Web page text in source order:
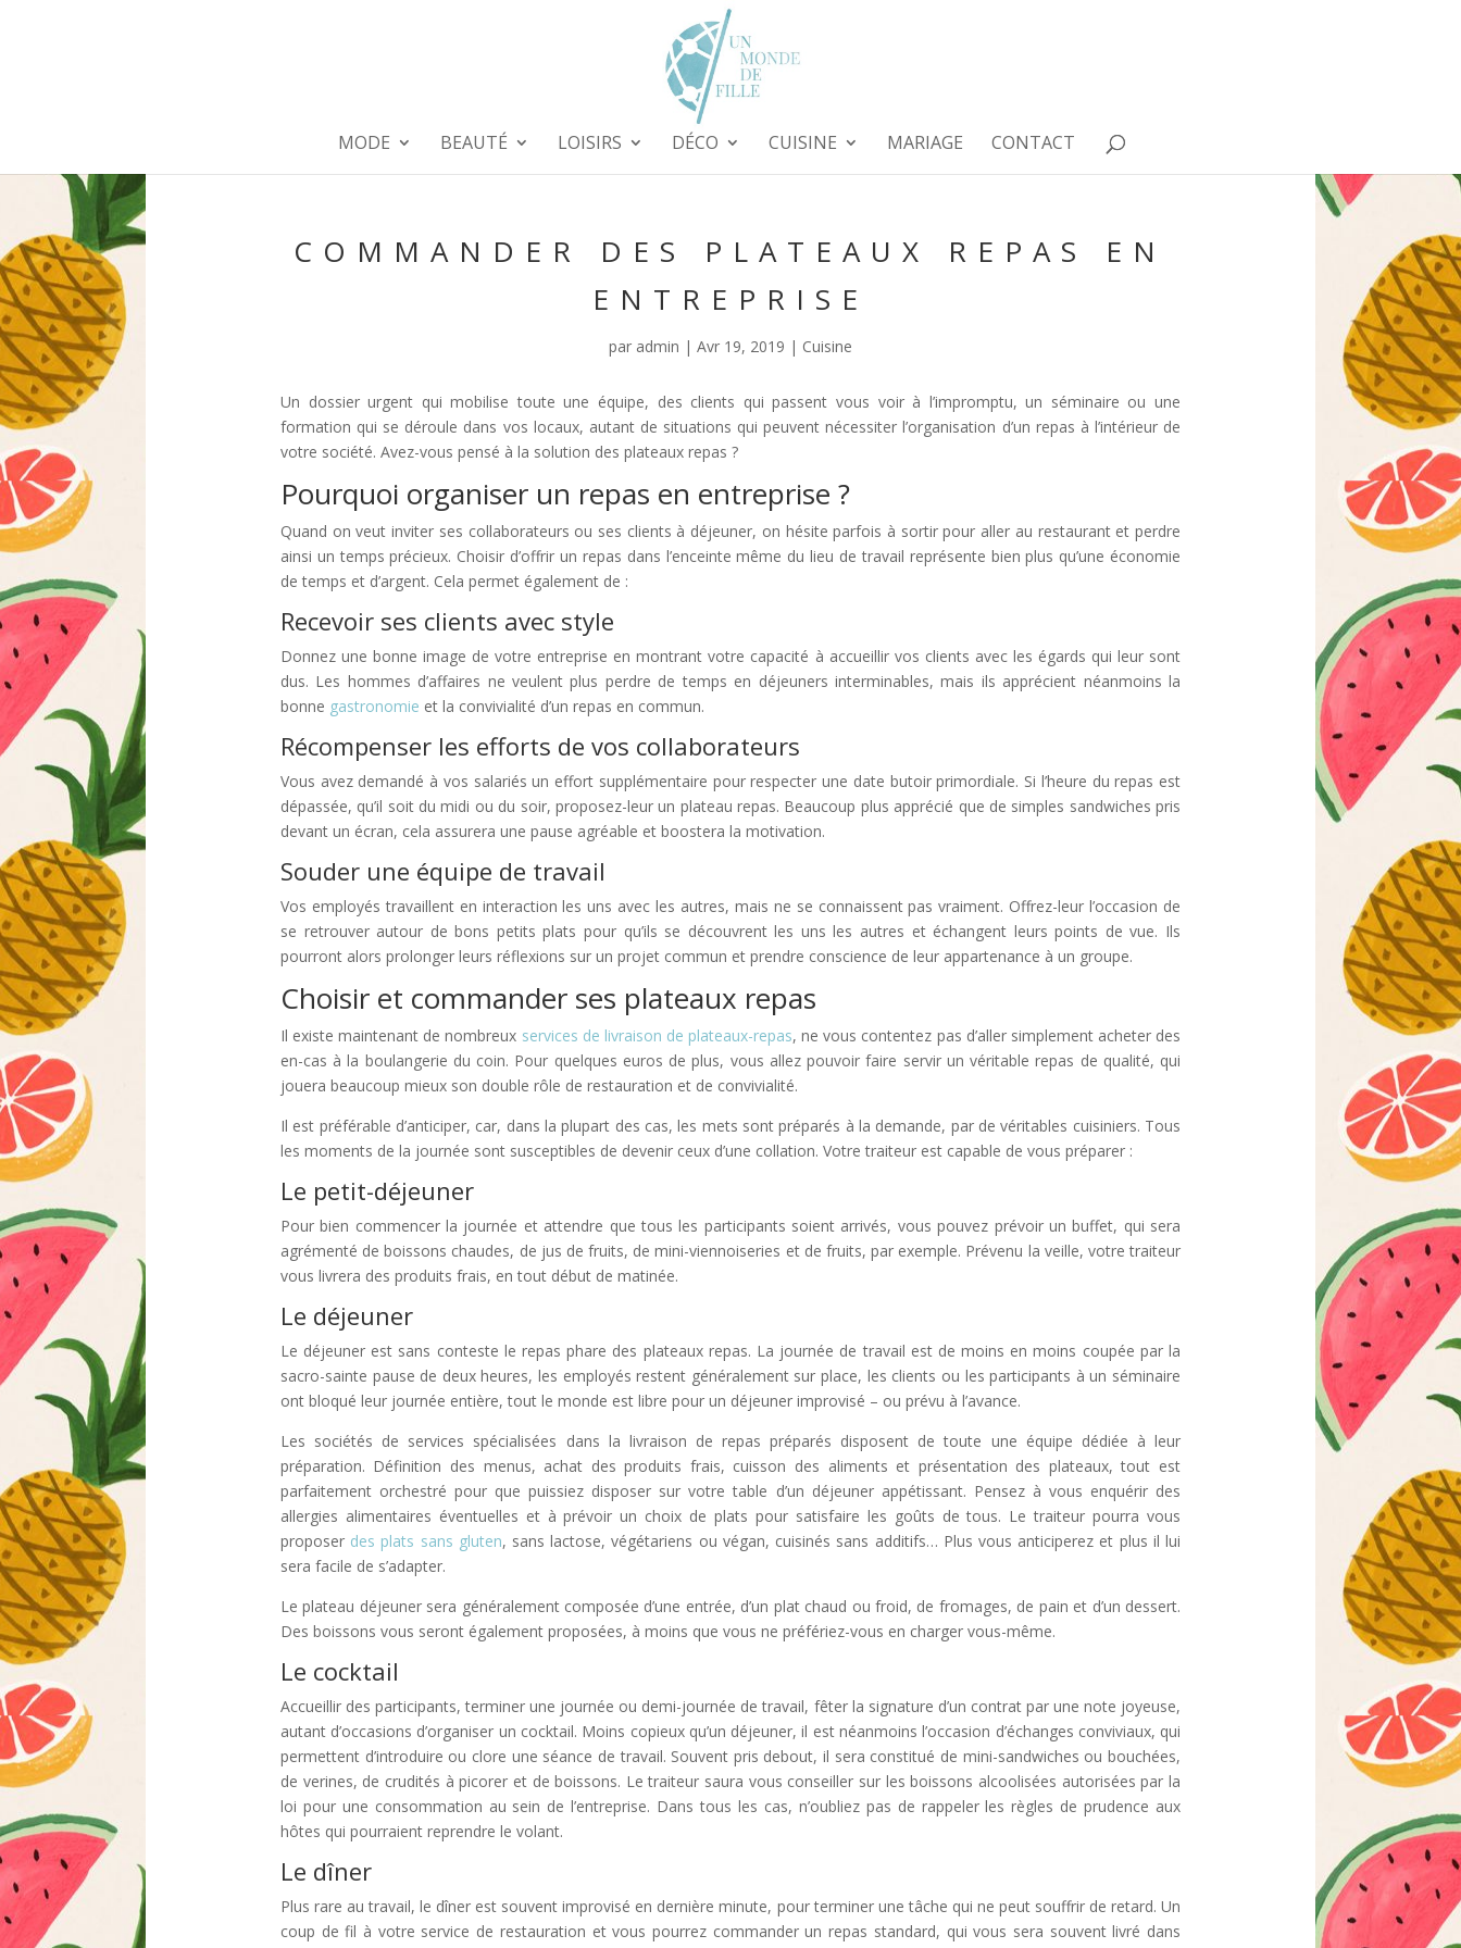
MODE BEAUTÉ LOISIRS DÉCO CUISINE MARIAGE CONTACT
COMMANDER DES PLATEAUX REPAS EN
ENTREPRISE
par admin | Avr 19, 2019 | Cuisine
Un dossier urgent qui mobilise toute une équipe, des clients qui passent vous voir à l’impromptu, un séminaire ou une
formation qui se déroule dans vos locaux, autant de situations qui peuvent nécessiter l’organisation d’un repas à l’intérieur de
votre société. Avez-vous pensé à la solution des plateaux repas ?
Pourquoi organiser un repas en entreprise ?
Quand on veut inviter ses collaborateurs ou ses clients à déjeuner, on hésite parfois à sortir pour aller au restaurant et perdre
ainsi un temps précieux. Choisir d’offrir un repas dans l’enceinte même du lieu de travail représente bien plus qu’une économie
de temps et d’argent. Cela permet également de :
Recevoir ses clients avec style
Donnez une bonne image de votre entreprise en montrant votre capacité à accueillir vos clients avec les égards qui leur sont
dus. Les hommes d’affaires ne veulent plus perdre de temps en déjeuners interminables, mais ils apprécient néanmoins la
bonne gastronomie et la convivialité d’un repas en commun.
Récompenser les efforts de vos collaborateurs
Vous avez demandé à vos salariés un effort supplémentaire pour respecter une date butoir primordiale. Si l’heure du repas est
dépassée, qu’il soit du midi ou du soir, proposez-leur un plateau repas. Beaucoup plus apprécié que de simples sandwiches pris
devant un écran, cela assurera une pause agréable et boostera la motivation.
Souder une équipe de travail
Vos employés travaillent en interaction les uns avec les autres, mais ne se connaissent pas vraiment. Offrez-leur l’occasion de
se retrouver autour de bons petits plats pour qu’ils se découvrent les uns les autres et échangent leurs points de vue. Ils
pourront alors prolonger leurs réflexions sur un projet commun et prendre conscience de leur appartenance à un groupe.
Choisir et commander ses plateaux repas
Il existe maintenant de nombreux services de livraison de plateaux-repas, ne vous contentez pas d’aller simplement acheter des
en-cas à la boulangerie du coin. Pour quelques euros de plus, vous allez pouvoir faire servir un véritable repas de qualité, qui
jouera beaucoup mieux son double rôle de restauration et de convivialité.
Il est préférable d’anticiper, car, dans la plupart des cas, les mets sont préparés à la demande, par de véritables cuisiniers. Tous
les moments de la journée sont susceptibles de devenir ceux d’une collation. Votre traiteur est capable de vous préparer :
Le petit-déjeuner
Pour bien commencer la journée et attendre que tous les participants soient arrivés, vous pouvez prévoir un buffet, qui sera
agrémenté de boissons chaudes, de jus de fruits, de mini-viennoiseries et de fruits, par exemple. Prévenu la veille, votre traiteur
vous livrera des produits frais, en tout début de matinée.
Le déjeuner
Le déjeuner est sans conteste le repas phare des plateaux repas. La journée de travail est de moins en moins coupée par la
sacro-sainte pause de deux heures, les employés restent généralement sur place, les clients ou les participants à un séminaire
ont bloqué leur journée entière, tout le monde est libre pour un déjeuner improvisé – ou prévu à l’avance.
Les sociétés de services spécialisées dans la livraison de repas préparés disposent de toute une équipe dédiée à leur
préparation. Définition des menus, achat des produits frais, cuisson des aliments et présentation des plateaux, tout est
parfaitement orchestré pour que puissiez disposer sur votre table d’un déjeuner appétissant. Pensez à vous enquérir des
allergies alimentaires éventuelles et à prévoir un choix de plats pour satisfaire les goûts de tous. Le traiteur pourra vous
proposer des plats sans gluten, sans lactose, végétariens ou végan, cuisinés sans additifs… Plus vous anticiperez et plus il lui
sera facile de s’adapter.
Le plateau déjeuner sera généralement composée d’une entrée, d’un plat chaud ou froid, de fromages, de pain et d’un dessert.
Des boissons vous seront également proposées, à moins que vous ne préfériez-vous en charger vous-même.
Le cocktail
Accueillir des participants, terminer une journée ou demi-journée de travail, fêter la signature d’un contrat par une note joyeuse,
autant d’occasions d’organiser un cocktail. Moins copieux qu’un déjeuner, il est néanmoins l’occasion d’échanges conviviaux, qui
permettent d’introduire ou clore une séance de travail. Souvent pris debout, il sera constitué de mini-sandwiches ou bouchées,
de verines, de crudités à picorer et de boissons. Le traiteur saura vous conseiller sur les boissons alcoolisées autorisées par la
loi pour une consommation au sein de l’entreprise. Dans tous les cas, n’oubliez pas de rappeler les règles de prudence aux
hôtes qui pourraient reprendre le volant.
Le dîner
Plus rare au travail, le dîner est souvent improvisé en dernière minute, pour terminer une tâche qui ne peut souffrir de retard. Un
coup de fil à votre service de restauration et vous pourrez commander un repas standard, qui vous sera souvent livré dans